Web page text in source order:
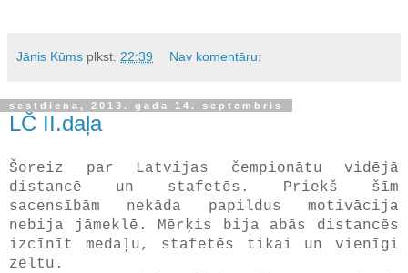
Jānis Kūms plkst. 22:39 Nav komentāru:
sestdiena, 2013. gada 14. septembris
LČ II.daļa
Šoreiz par Latvijas čempionātu vidējā
distancē un stafetēs. Priekš šīm
sacensībām nekāda papildus motivācija
nebija jāmeklē. Mērķis bija abās distancēs
izcīnīt medaļu, stafetēs tikai un vienīgi
zeltu.